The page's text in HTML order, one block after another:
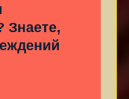
Знаете,